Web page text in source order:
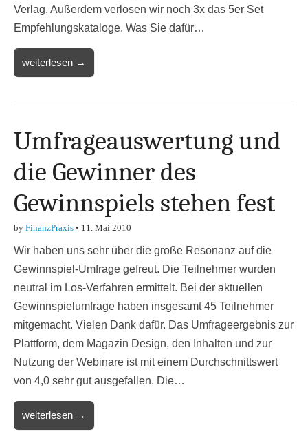
Verlag. Außerdem verlosen wir noch 3x das 5er Set
Empfehlungskataloge. Was Sie dafür…
weiterlesen →
Umfrageauswertung und
die Gewinner des
Gewinnspiels stehen fest
by FinanzPraxis • 11. Mai 2010
Wir haben uns sehr über die große Resonanz auf die
Gewinnspiel-Umfrage gefreut. Die Teilnehmer wurden
neutral im Los-Verfahren ermittelt. Bei der aktuellen
Gewinnspielumfrage haben insgesamt 45 Teilnehmer
mitgemacht. Vielen Dank dafür. Das Umfrageergebnis zur
Plattform, dem Magazin Design, den Inhalten und zur
Nutzung der Webinare ist mit einem Durchschnittswert
von 4,0 sehr gut ausgefallen. Die…
weiterlesen →